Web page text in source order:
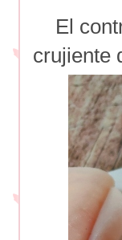
El
crujiente